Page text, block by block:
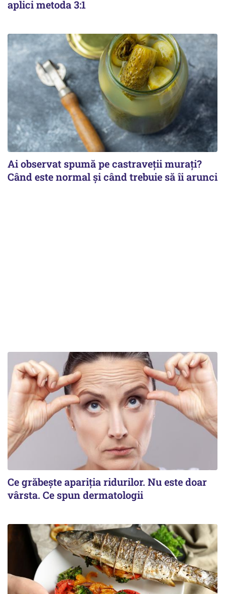
aplici metoda 3:1
Ai observat spumă pe castraveții murați?
Când este normal și când trebuie să îi arunci
Ce grăbește apariția ridurilor. Nu este doar
vârsta. Ce spun dermatologii